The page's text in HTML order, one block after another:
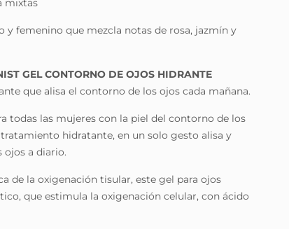
mixtas
y femenino que mezcla notas de rosa, jazmín y
GEL CONTORNO DE OJOS HIDRANTE
que alisa el contorno de los ojos cada mañana.
todas las mujeres con la piel del contorno de los
hidratante, en un solo gesto alisa y
ojos a diario.
de la oxigenación tisular, este gel para ojos
que estimula la oxigenación celular, con ácido